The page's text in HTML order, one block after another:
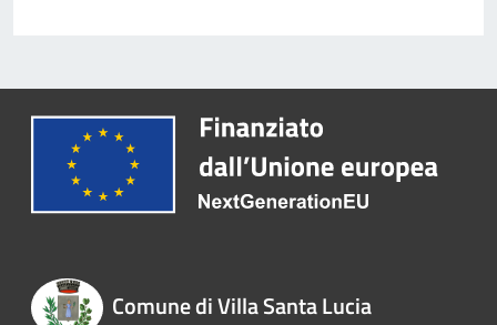
Comune di Villa Santa Lucia